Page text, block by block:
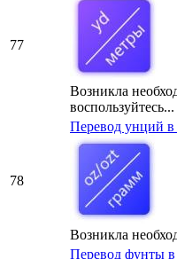
77
Возникла
воспользуйтесь...
78
Перевод унций
Возникла
Перевод фунты